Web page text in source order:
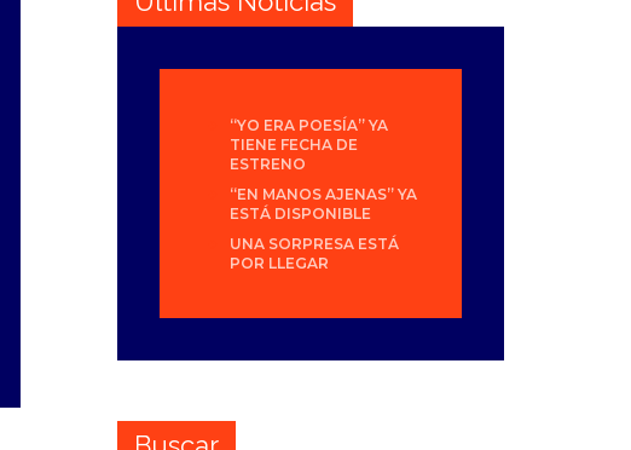
“YO ERA POESÍA” YA
TIENE FECHA DE
ESTRENO
“EN MANOS AJENAS” YA
ESTÁ DISPONIBLE
UNA SORPRESA ESTÁ
POR LLEGAR